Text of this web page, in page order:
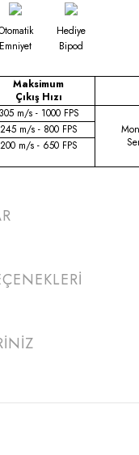
Emniyet
Hediye
Bipod
Maksimum
Çıkış Hızı
305 m/s - 1000 FPS
245 m/s - 800 FPS
200 m/s - 650 FPS